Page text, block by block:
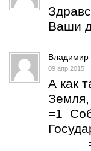
Ваши
Владимир
09 апр 2015
А как
=1
=2